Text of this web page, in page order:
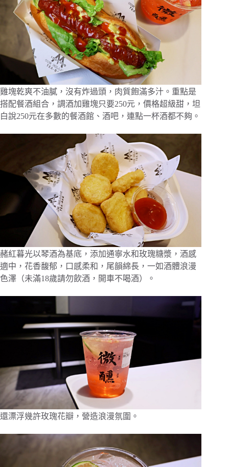
雞塊乾爽不油膩，沒有炸過頭，肉質飽滿多汁。重點是
搭配餐酒組合，調酒加雞塊只要250元，價格超級甜，坦
白說250元在多數的餐酒館、酒吧，連點一杯酒都不夠。
赭紅暮光以琴酒為基底，添加通寧水和玫瑰糖漿，酒感
適中，花香馥郁，口感柔和，尾韻綿長，一如酒體浪漫
色澤（未滿18歲請勿飲酒，開車不喝酒）。
還漂浮幾許玫瑰花瓣，營造浪漫氛圍。